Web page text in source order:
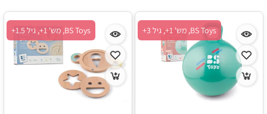
BS Toys, מש' 1+, גיל 3+ BS Toys, מש' 1+, גיל 1.5+